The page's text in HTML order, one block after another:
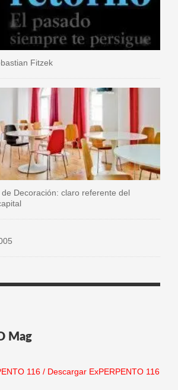
Fitzek
Decoración: claro referente del
Mag
116/ Descargar ExPERPENTO 116